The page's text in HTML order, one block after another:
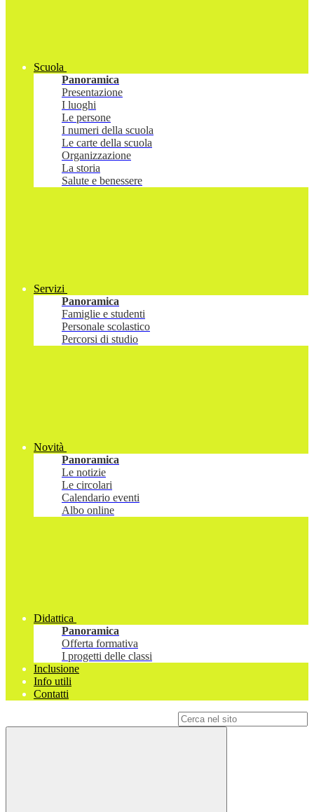
Scuola
Panoramica
Presentazione
I luoghi
Le persone
I numeri della scuola
Le carte della scuola
Organizzazione
La storia
Salute e benessere
Servizi
Panoramica
Famiglie e studenti
Personale scolastico
Percorsi di studio
Novità
Panoramica
Le notizie
Le circolari
Calendario eventi
Albo online
Didattica
Panoramica
Offerta formativa
I progetti delle classi
Inclusione
Info utili
Contatti